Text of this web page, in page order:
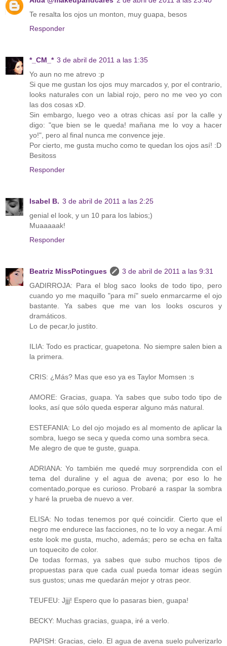
Te resalta los ojos un monton, muy guapa, besos
Responder
*_CM_* 3 de abril de 2011 a las 1:35
Yo aun no me atrevo :p
Si que me gustan los ojos muy marcados y, por el contrario,
looks naturales con un labial rojo, pero no me veo yo con
las dos cosas xD.
Sin embargo, luego veo a otras chicas así por la calle y
digo: "que bien se le queda! mañana me lo voy a hacer
yo!", pero al final nunca me convence jeje.
Por cierto, me gusta mucho como te quedan los ojos así! :D
Besitoss
Responder
Isabel B. 3 de abril de 2011 a las 2:25
genial el look, y un 10 para los labios;)
Muaaaaak!
Responder
Beatriz MissPotingues
3 de abril de 2011 a las 9:31
GADIRROJA: Para el blog saco looks de todo tipo, pero
cuando yo me maquillo "para mí" suelo enmarcarme el ojo
bastante. Ya sabes que me van los looks oscuros y
dramáticos.
Lo de pecar,lo justito.
ILIA: Todo es practicar, guapetona. No siempre salen bien a
la primera.
CRIS: ¿Más? Mas que eso ya es Taylor Momsen :s
AMORE: Gracias, guapa. Ya sabes que subo todo tipo de
looks, así que sólo queda esperar alguno más natural.
ESTEFANIA: Lo del ojo mojado es al momento de aplicar la
sombra, luego se seca y queda como una sombra seca.
Me alegro de que te guste, guapa.
ADRIANA: Yo también me quedé muy sorprendida con el
tema del duraline y el agua de avena; por eso lo he
comentado,porque es curioso. Probaré a raspar la sombra
y haré la prueba de nuevo a ver.
ELISA: No todas tenemos por qué coincidir. Cierto que el
negro me endurece las facciones, no te lo voy a negar. A mí
este look me gusta, mucho, además; pero se echa en falta
un toquecito de color.
De todas formas, ya sabes que subo muchos tipos de
propuestas para que cada cual pueda tomar ideas según
sus gustos; unas me quedarán mejor y otras peor.
TEUFEU: Jjjj! Espero que lo pasaras bien, guapa!
BECKY: Muchas gracias, guapa, iré a verlo.
PAPISH: Gracias, cielo. El agua de avena suelo pulverizarlo